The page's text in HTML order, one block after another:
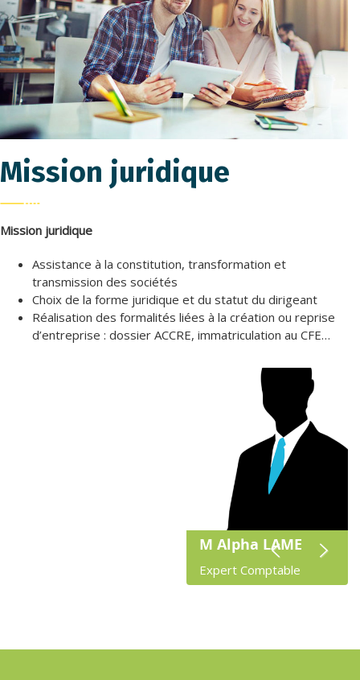
Mission juridique
Mission juridique
Assistance à la constitution, transformation et
transmission des sociétés
Choix de la forme juridique et du statut du dirigeant
Réalisation des formalités liées à la création ou reprise
d’entreprise : dossier ACCRE, immatriculation au CFE…
M Alpha LAME
Expert Comptable
Mme XYZ
Expert Comptable
M ABC
Conseiller financier